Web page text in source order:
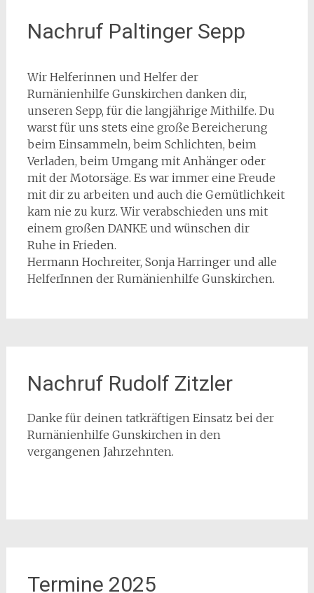
Nachruf Paltinger Sepp
Wir Helferinnen und Helfer der
Rumänienhilfe Gunskirchen danken dir,
unseren Sepp, für die langjährige Mithilfe. Du
warst für uns stets eine große Bereicherung
beim Einsammeln, beim Schlichten, beim
Verladen, beim Umgang mit Anhänger oder
mit der Motorsäge. Es war immer eine Freude
mit dir zu arbeiten und auch die Gemütlichkeit
kam nie zu kurz. Wir verabschieden uns mit
einem großen DANKE und wünschen dir
Ruhe in Frieden.
Hermann Hochreiter, Sonja Harringer und alle
HelferInnen der Rumänienhilfe Gunskirchen.
Nachruf Rudolf Zitzler
Danke für deinen tatkräftigen Einsatz bei der
Rumänienhilfe Gunskirchen in den
vergangenen Jahrzehnten.
Termine 2025